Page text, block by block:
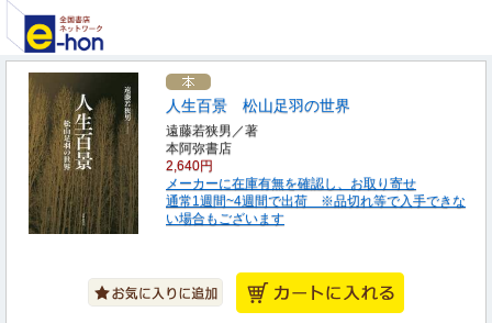
人生百景 松山足羽の世界
遠藤若狭男／著
本阿弥書店
2,640円
メーカーに在庫有無を確認し、お取り寄せ
通常1週間~4週間で出荷 ※品切れ等で入手できな
い場合もございます